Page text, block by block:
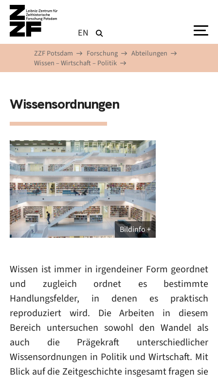
Direkt zum Inhalt
EN
ZZF Potsdam Forschung
Abteilungen
Wissen – Wirtschaft – Politik
Wissensordnungen
Bildinfo
Wissen ist immer in irgendeiner Form geordnet
und zugleich ordnet es bestimmte
Handlungsfelder, in denen es praktisch
reproduziert wird. Die Arbeiten in diesem
Bereich untersuchen sowohl den Wandel als
auch die Prägekraft unterschiedlicher
Wissensordnungen in Politik und Wirtschaft. Mit
Blick auf die Zeitgeschichte insgesamt fragen sie